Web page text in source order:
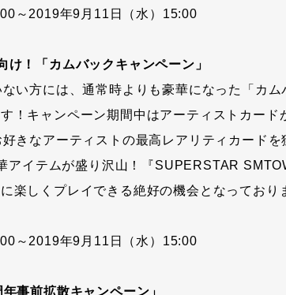
～2019年9月11日（水）15:00
け！「カムバックキャンペーン」
い方には、通常時よりも豪華になった「カム
！キャンペーン期間中はアーティストカード
きなアーティストの最高レアリティカード
アイテムが盛り沢山！『SUPERSTAR
楽しくプレイできる絶好の機会となっており
～2019年9月11日（水）15:00
年事前拡散キャンペーン」